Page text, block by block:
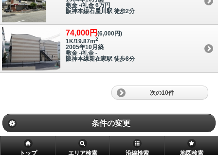
敷金 -/礼金 6万円
阪神本線石屋川駅 徒歩2分
74,000円 (6,000円)
1K/19.87m2
2005年10月築
敷金 -/礼金 -
阪神本線新在家駅 徒歩8分
次の10件
条件の変更
トップ エリア検索 沿線検索 地図検索